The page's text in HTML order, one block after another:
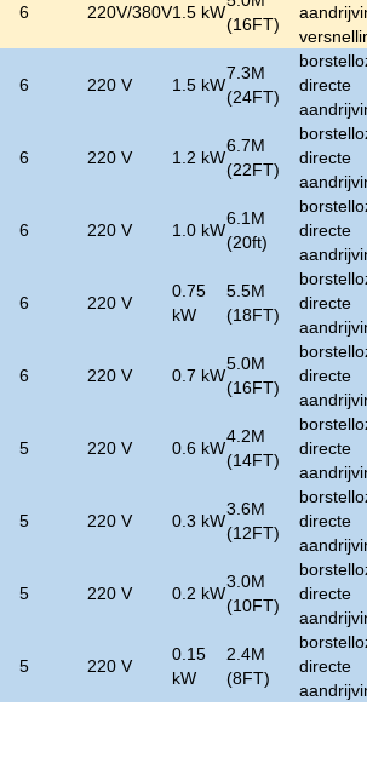
6 220V/380V1.5 kW
(16FT)
6 220 V 1.5 kW
7.3M
(24FT)
directe
6 220 V 1.2 kW
6.7M
(22FT)
directe
6 220 V 1.0 kW
6.1M
(20ft)
directe
6 220 V
0.75
kW
5.5M
(18FT)
directe
6 220 V 0.7 kW
5.0M
(16FT)
directe
5 220 V 0.6 kW
4.2M
(14FT)
directe
5 220 V 0.3 kW
3.6M
(12FT)
directe
5 220 V 0.2 kW
3.0M
(10FT)
directe
5 220 V
0.15
kW
2.4M
(8FT)
directe